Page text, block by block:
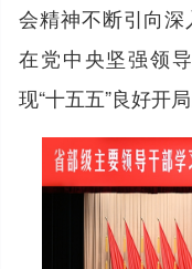
会精神不断引向深
在党中央坚强领
现“十五五”良好开局